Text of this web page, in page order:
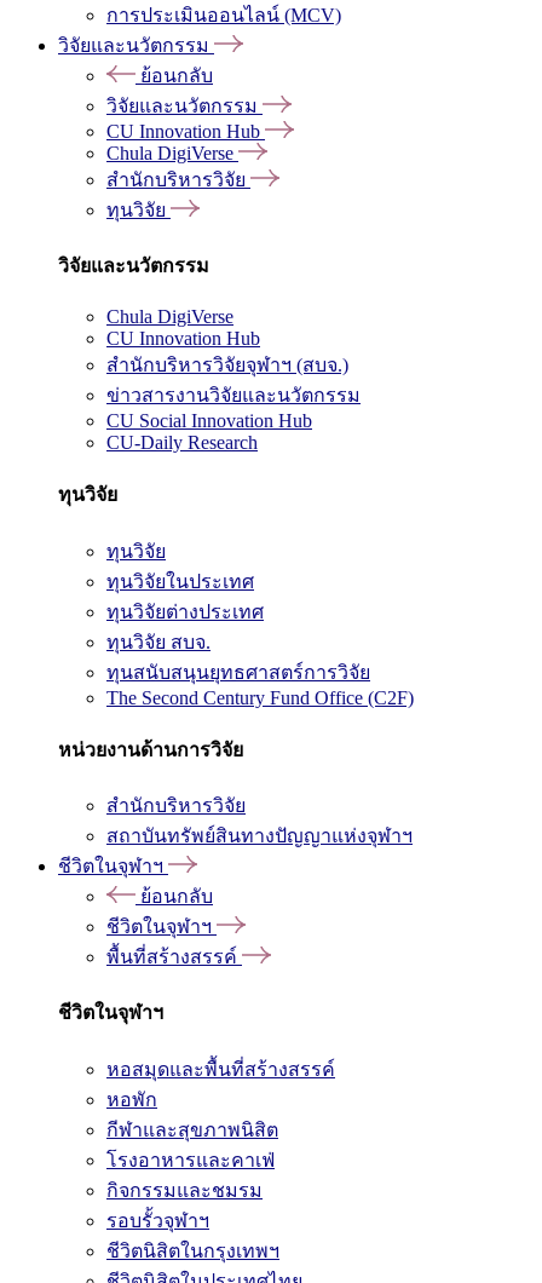
การประเมินออนไลน์ (MCV)
วิจัยและนวัตกรรม
ย้อนกลับ
วิจัยและนวัตกรรม
CU Innovation Hub
Chula DigiVerse
สำนักบริหารวิจัย
ทุนวิจัย
วิจัยและนวัตกรรม
Chula DigiVerse
CU Innovation Hub
สำนักบริหารวิจัยจุฬาฯ (สบจ.)
ข่าวสารงานวิจัยและนวัตกรรม
CU Social Innovation Hub
CU-Daily Research
ทุนวิจัย
ทุนวิจัย
ทุนวิจัยในประเทศ
ทุนวิจัยต่างประเทศ
ทุนวิจัย สบจ.
ทุนสนับสนุนยุทธศาสตร์การวิจัย
The Second Century Fund Office (C2F)
หน่วยงานด้านการวิจัย
สำนักบริหารวิจัย
สถาบันทรัพย์สินทางปัญญาแห่งจุฬาฯ
ชีวิตในจุฬาฯ
ย้อนกลับ
ชีวิตในจุฬาฯ
พื้นที่สร้างสรรค์
ชีวิตในจุฬาฯ
หอสมุดและพื้นที่สร้างสรรค์
หอพัก
กีฬาและสุขภาพนิสิต
โรงอาหารและคาเฟ่
กิจกรรมและชมรม
รอบรั้วจุฬาฯ
ชีวิตนิสิตในกรุงเทพฯ